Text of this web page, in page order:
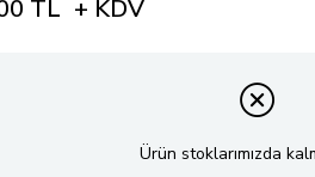
TL + KDV
Ürün stoklarımızda